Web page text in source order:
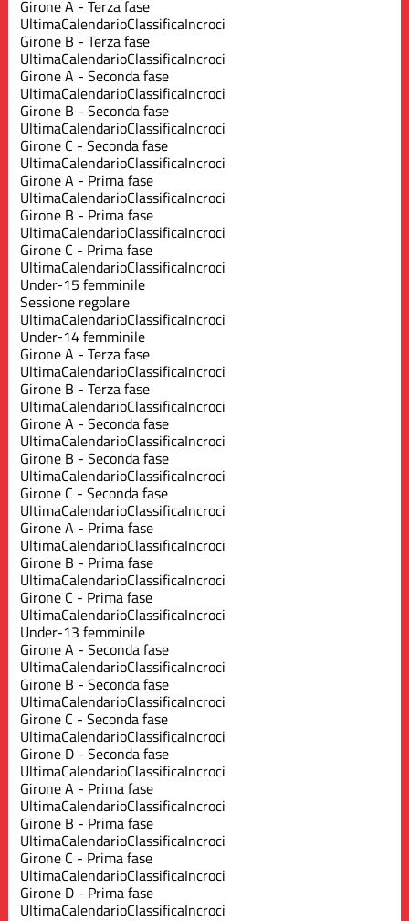
Girone A - Terza fase
UltimaCalendarioClassificaIncroci
Girone B - Terza fase
UltimaCalendarioClassificaIncroci
Girone A - Seconda fase
UltimaCalendarioClassificaIncroci
Girone B - Seconda fase
UltimaCalendarioClassificaIncroci
Girone C - Seconda fase
UltimaCalendarioClassificaIncroci
Girone A - Prima fase
UltimaCalendarioClassificaIncroci
Girone B - Prima fase
UltimaCalendarioClassificaIncroci
Girone C - Prima fase
UltimaCalendarioClassificaIncroci
Under-15 femminile
Sessione regolare
UltimaCalendarioClassificaIncroci
Under-14 femminile
Girone A - Terza fase
UltimaCalendarioClassificaIncroci
Girone B - Terza fase
UltimaCalendarioClassificaIncroci
Girone A - Seconda fase
UltimaCalendarioClassificaIncroci
Girone B - Seconda fase
UltimaCalendarioClassificaIncroci
Girone C - Seconda fase
UltimaCalendarioClassificaIncroci
Girone A - Prima fase
UltimaCalendarioClassificaIncroci
Girone B - Prima fase
UltimaCalendarioClassificaIncroci
Girone C - Prima fase
UltimaCalendarioClassificaIncroci
Under-13 femminile
Girone A - Seconda fase
UltimaCalendarioClassificaIncroci
Girone B - Seconda fase
UltimaCalendarioClassificaIncroci
Girone C - Seconda fase
UltimaCalendarioClassificaIncroci
Girone D - Seconda fase
UltimaCalendarioClassificaIncroci
Girone A - Prima fase
UltimaCalendarioClassificaIncroci
Girone B - Prima fase
UltimaCalendarioClassificaIncroci
Girone C - Prima fase
UltimaCalendarioClassificaIncroci
Girone D - Prima fase
UltimaCalendarioClassificaIncroci